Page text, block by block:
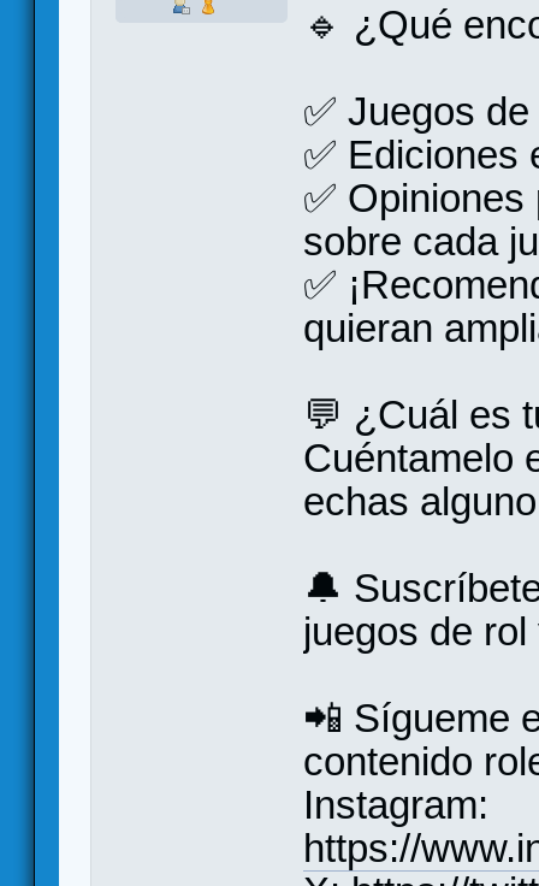
🔹 ¿Qué
✅ Juegos
✅ Ediciones
✅
sobre cada
✅
quieran
💬 ¿Cuál es
Cuéntamelo
echas
🔔
juegos de
📲 Sígueme
contenido
Instagram:
https://